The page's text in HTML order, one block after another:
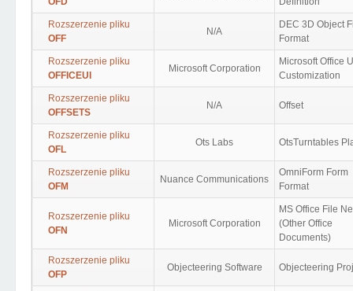
Rozszerzenie pliku
OFF
N/A
DEC 3D Object
Format
Rozszerzenie pliku
OFFICEUI
Microsoft Corporation
Microsoft Office
Customization
Rozszerzenie pliku
OFFSETS
N/A Offset
Rozszerzenie pliku
OFL
Ots Labs OtsTurntables
Rozszerzenie pliku
OFM
Nuance Communications
OmniForm Form
Format
Rozszerzenie pliku
OFN
Microsoft Corporation
MS Office File
(Other Office
Documents)
Rozszerzenie pliku
OFP
Objecteering Software Objecteering